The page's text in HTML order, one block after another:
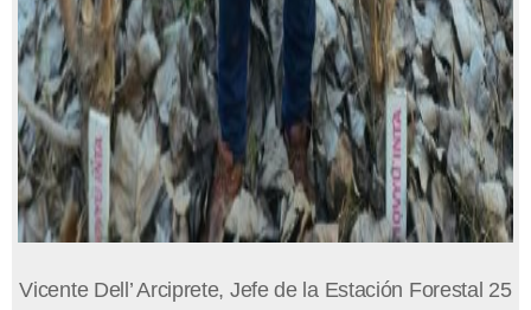
Vicente Dell’ Arciprete, Jefe de la Estación Forestal 25